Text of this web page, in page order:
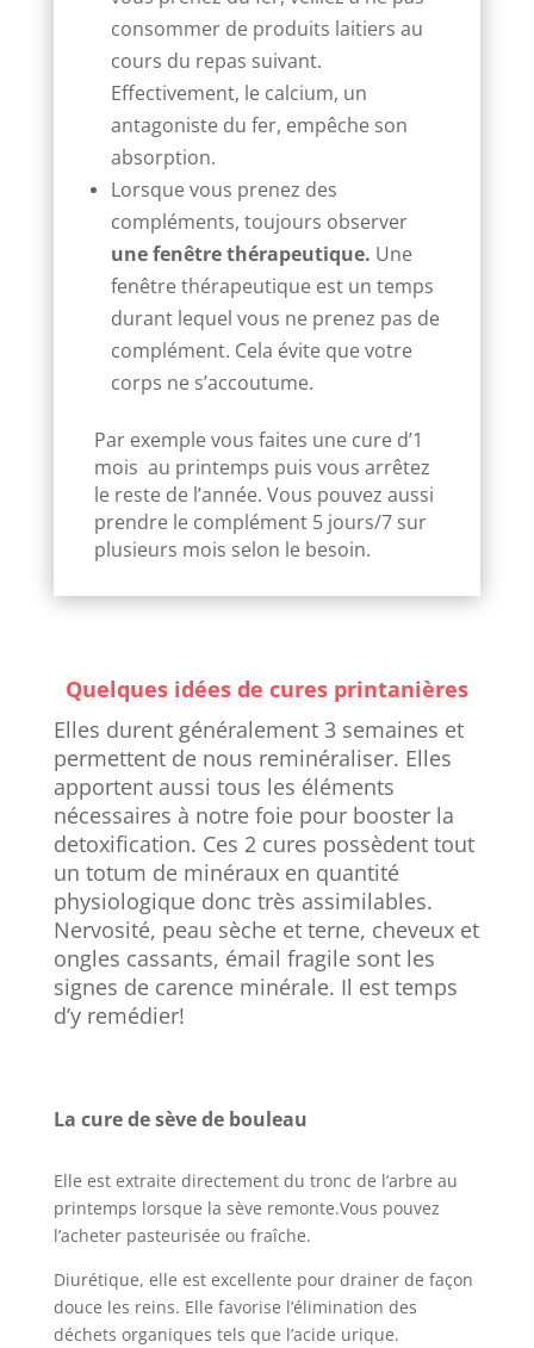
consommer de produits laitiers au
cours du repas suivant.
Effectivement, le calcium, un
antagoniste du fer, empêche son
absorption.
Lorsque vous prenez des
compléments, toujours observer
une fenêtre thérapeutique. Une
fenêtre thérapeutique est un temps
durant lequel vous ne prenez pas de
complément. Cela évite que votre
corps ne s’accoutume.
Par exemple vous faites une cure d’1
mois au printemps puis vous arrêtez
le reste de l’année. Vous pouvez aussi
prendre le complément 5 jours/7 sur
plusieurs mois selon le besoin.
Quelques idées de cures printanières
Elles durent généralement 3 semaines et
permettent de nous reminéraliser. Elles
apportent aussi tous les éléments
nécessaires à notre foie pour booster la
detoxification. Ces 2 cures possèdent tout
un totum de minéraux en quantité
physiologique donc très assimilables.
Nervosité, peau sèche et terne, cheveux et
ongles cassants, émail fragile sont les
signes de carence minérale. Il est temps
d’y remédier!
La cure de sève de bouleau
Elle est extraite directement du tronc de l’arbre au
printemps lorsque la sève remonte.Vous pouvez
l’acheter pasteurisée ou fraîche.
Diurétique, elle est excellente pour drainer de façon
douce les reins. Elle favorise l’élimination des
déchets organiques tels que l’acide urique.